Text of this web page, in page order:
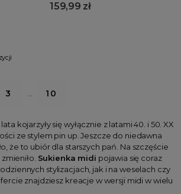
159,99 zł
3 … 10
kojarzyły się wyłącznie z latami 40. i 50. XX
ze stylem pin up. Jeszcze do niedawna
że to ubiór dla starszych pań. Na szczęście
Sukienka midi pojawia się coraz
stylizacjach, jak i na weselach czy
znajdziesz kreacje w wersji midi w wielu